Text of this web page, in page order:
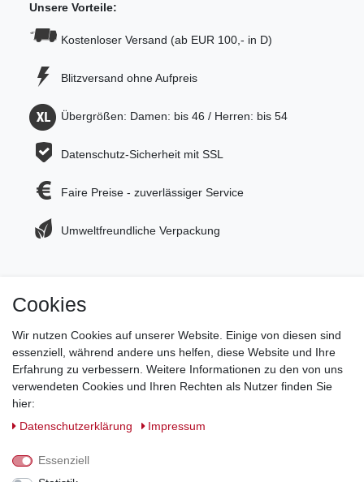
Unsere Vorteile:
Kostenloser Versand (ab EUR 100,- in D)
Blitzversand ohne Aufpreis
Übergrößen: Damen: bis 46 / Herren: bis 54
Datenschutz-Sicherheit mit SSL
Faire Preise - zuverlässiger Service
Umweltfreundliche Verpackung
Jetzt zum Newsletter anmelden und 5€ Gutschein
Newsletter Anmeldung >
Cookies
Wir nutzen Cookies auf unserer Website. Einige von diesen sind
essenziell, während andere uns helfen, diese Website und Ihre
Erfahrung zu verbessern. Weitere Informationen zu den von uns
verwendeten Cookies und Ihren Rechten als Nutzer finden Sie
hier:
Daten­schutz­erklärung
Impressum
Essenziell